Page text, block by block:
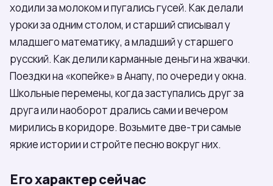
ходили за молоком и пугались гусей. Как делали
уроки за одним столом, и старший списывал у
младшего математику, а младший у старшего
русский. Как делили карманные деньги на жвачки.
Поездки на «копейке» в Анапу, по очереди у окна.
Школьные перемены, когда заступались друг за
друга или наоборот дрались сами и вечером
мирились в коридоре. Возьмите две-три самые
яркие истории и стройте песню вокруг них.
Его характер сейчас